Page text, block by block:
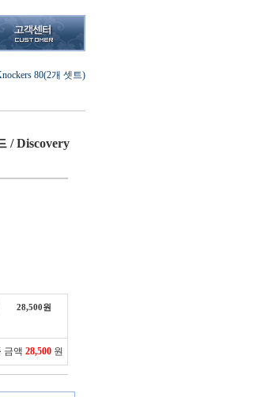
80(2개 셋트)
/ Discovery
28,500원
금액 28,500 원